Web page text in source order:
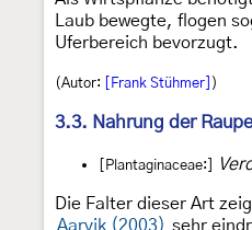
Laub bewegte, flogen
Uferbereich bevorzugt.
(Autor: [Frank Stühmer] )
3.3. Nahrung der Raupe
[Plantaginaceae:]
Die Falter dieser Art
Aarvik (2003) sehr